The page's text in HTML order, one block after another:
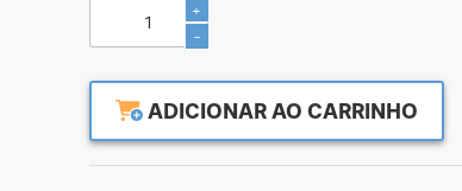
+
-
ADICIONAR AO CARRINHO